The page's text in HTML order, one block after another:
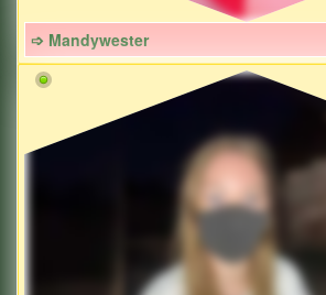
➩ Mandywester